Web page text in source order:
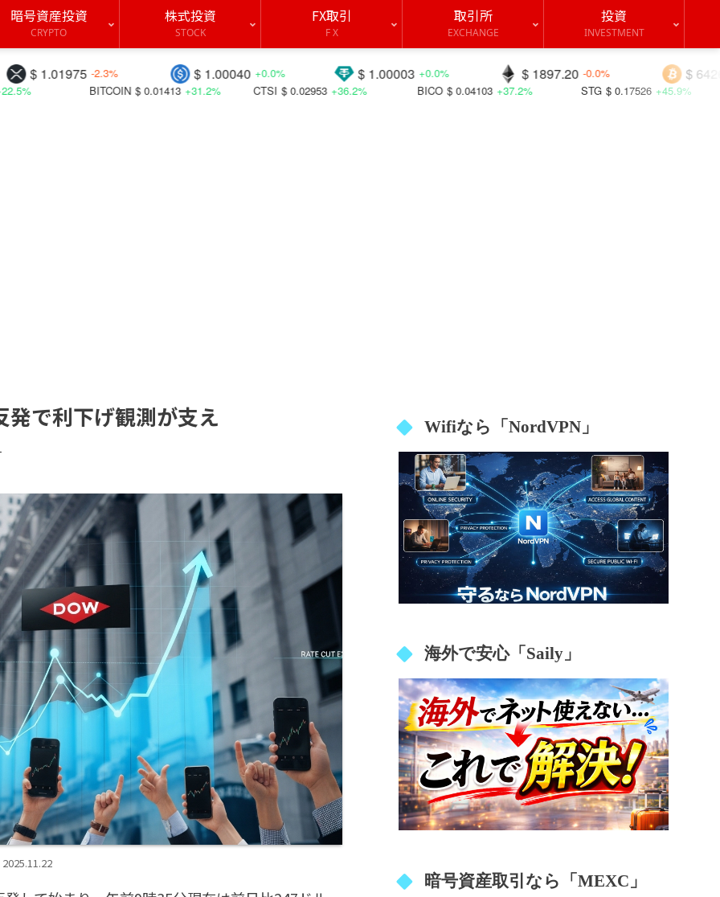
暗号資産投資
CRYPTO
株式投資
STOCK
FX取引
F X
取引所
EXCHANGE
投資
INVESTMENT
$ 64264.9 -0.4%
$ 1897.20 -0.0%
$ 1.00003 +0.0%
$ 1.00040 +0.0%
-2.3%
STG $ 0.17526 +45.9%
BICO $ 0.04103 +37.2%
CTSI $ 0.02953 +36.2%
+31.2% OXT $ 0.01017
で利下げ観測が支え
2025.11.22
Wifiなら「NordVPN」
海外で安心「Saily」
暗号資産取引なら「MEXC」